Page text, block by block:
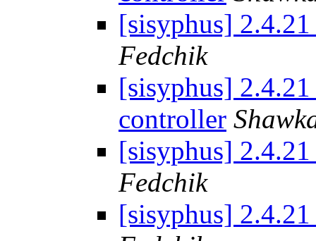
[sisyphus]
Fedchik
[sisyphus]
controller
[sisyphus]
Fedchik
[sisyphus]